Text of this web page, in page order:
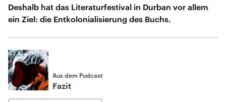
Deshalb hat das Literaturfestival in Durban vor allem
ein Ziel: die Entkolonialisierung des Buchs.
Aus dem Podcast
Fazit